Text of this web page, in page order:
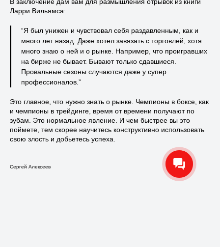
Ларри Вильямса:
“Я был унижен и чувствовал себя раздавленным, как и
много лет назад. Даже хотел завязать с торговлей, хотя
много знаю о ней и о рынке. Например, что проигравших
на бирже не бывает. Бывают только сдавшиеся.
Провальные сезоны случаются даже у супер
профессионалов.”
Это главное, что нужно знать о рынке. Чемпионы в боксе, как
и чемпионы в трейдинге, время от времени получают по
зубам. Это нормальное явление. И чем быстрее вы это
поймете, тем скорее научитесь конструктивно использовать
свою злость и добьетесь успеха.
Сергей Алексеев